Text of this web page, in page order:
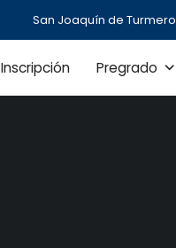
San Joaquín de Turmero
Inscripción Pregrado